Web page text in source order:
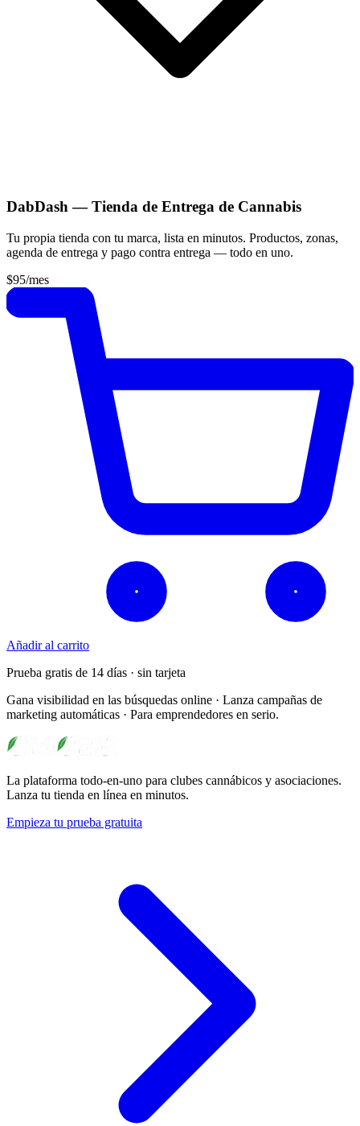
DabDash — Tienda de Entrega de Cannabis
Tu propia tienda con tu marca, lista en minutos. Productos, zonas,
agenda de entrega y pago contra entrega — todo en uno.
$95/mes
Añadir al carrito
Prueba gratis de 14 días · sin tarjeta
Gana visibilidad en las búsquedas online · Lanza campañas de
marketing automáticas · Para emprendedores en serio.
La plataforma todo-en-uno para clubes cannábicos y asociaciones.
Lanza tu tienda en línea en minutos.
Empieza tu prueba gratuita